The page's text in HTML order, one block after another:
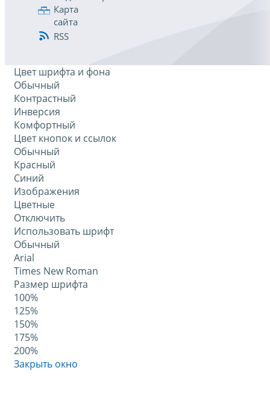
Карта
сайта
RSS
Цвет шрифта и фона
Обычный
Контрастный
Инверсия
Комфортный
Цвет кнопок и ссылок
Обычный
Красный
Синий
Изображения
Цветные
Отключить
Использовать шрифт
Обычный
Arial
Times New Roman
Размер шрифта
100%
125%
150%
175%
200%
Закрыть окно